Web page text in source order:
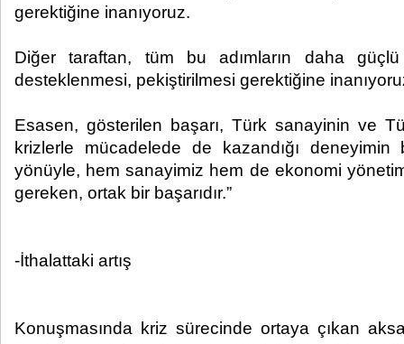
gerektiğine inanıyoruz.
Diğer taraftan, tüm bu adımların daha
desteklenmesi, pekiştirilmesi gerektiğine
Esasen, gösterilen başarı, Türk sanayinin ve
krizlerle mücadelede de kazandığı
yönüyle, hem sanayimiz hem de ekonomi
gereken, ortak bir başarıdır.”
-İthalattaki artış
Konuşmasında kriz sürecinde ortaya çıkan